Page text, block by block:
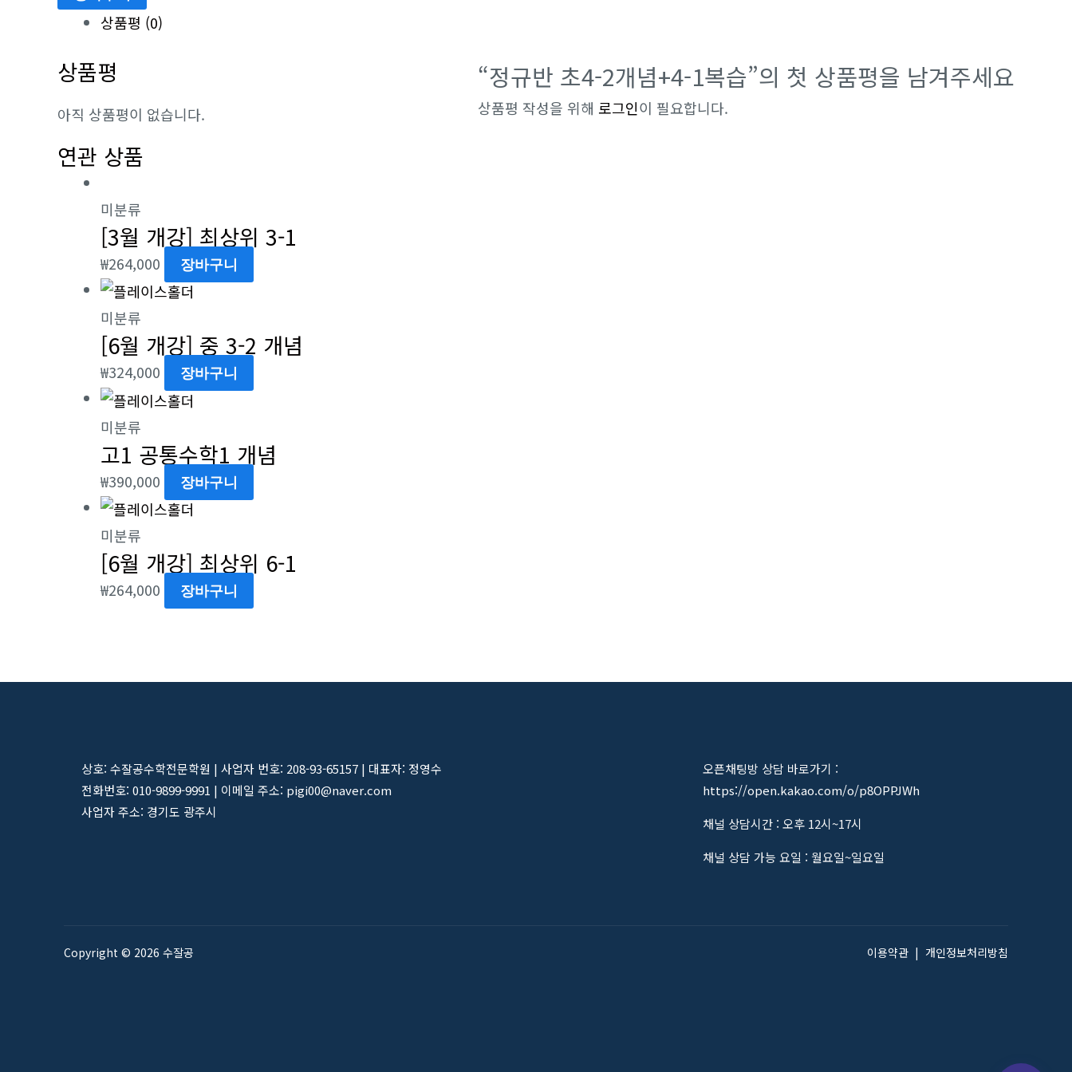
복
수
량
상품평 (0)
상품평
아직 상품평이 없습니다.
“정규반 초4-2개념+4-1복습”의 첫 상품평을 남겨주세요
상품평 작성을 위해 로그인이 필요합니다.
연관 상품
미분류
[3월 개강] 최상위 3-1
₩264,000 장바구니
미분류
[6월 개강] 중 3-2 개념
₩324,000 장바구니
미분류
고1 공통수학1 개념
₩390,000 장바구니
미분류
[6월 개강] 최상위 6-1
₩264,000 장바구니
상호: 수잘공수학전문학원 | 사업자 번호: 208-93-65157 | 대표자: 정영수
전화번호: 010-9899-9991 | 이메일 주소: pigi00@naver.com
사업자 주소: 경기도 광주시
오픈채팅방 상담 바로가기 :
https://open.kakao.com/o/p8OPPJWh
채널 상담시간 : 오후 12시~17시
채널 상담 가능 요일 : 월요일~일요일
Copyright © 2026 수잘공 이용약관 | 개인정보처리방침